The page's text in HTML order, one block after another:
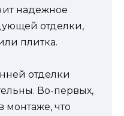
надежное
отделки,
плитка.
отделки
Во-первых,
монтаже, что